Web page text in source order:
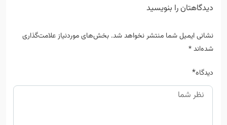
دیدگاهتان را بنویسید
نشانی ایمیل شما منتشر نخواهد شد. بخش‌های موردنیاز علامت‌گذاری
شده‌اند*
دیدگاه*